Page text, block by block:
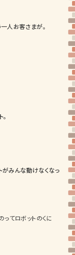
人お客さまが。
みんな動けなくなっ
てロボットのくに